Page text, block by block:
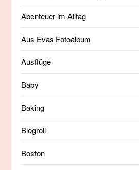
Abenteuer im Alltag
Aus Evas Fotoalbum
Ausflüge
Baby
Baking
Blogroll
Boston